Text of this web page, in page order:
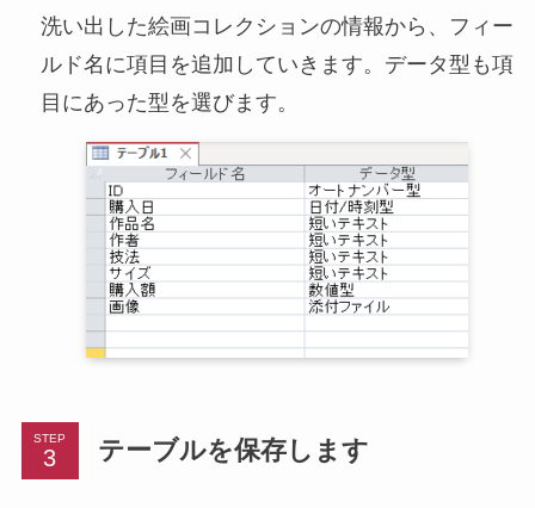
洗い出した絵画コレクションの情報から、フィー
ルド名に項目を追加していきます。データ型も項
目にあった型を選びます。
STEP テーブルを保存します